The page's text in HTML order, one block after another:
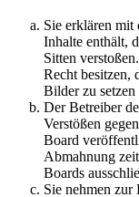
Sie erklären mit
Inhalte enthält,
Sitten
Recht besitzen,
Bilder zu
Der Betreiber
Verstößen
Board
Abmahnung
Boards
Sie nehmen zur